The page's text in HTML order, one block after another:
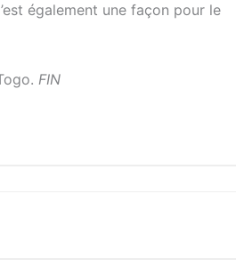
également une façon pour le
FIN